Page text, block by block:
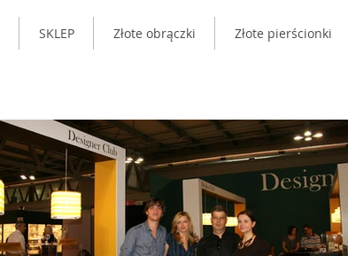
SKLEP Złote obrączki Złote pierścionki